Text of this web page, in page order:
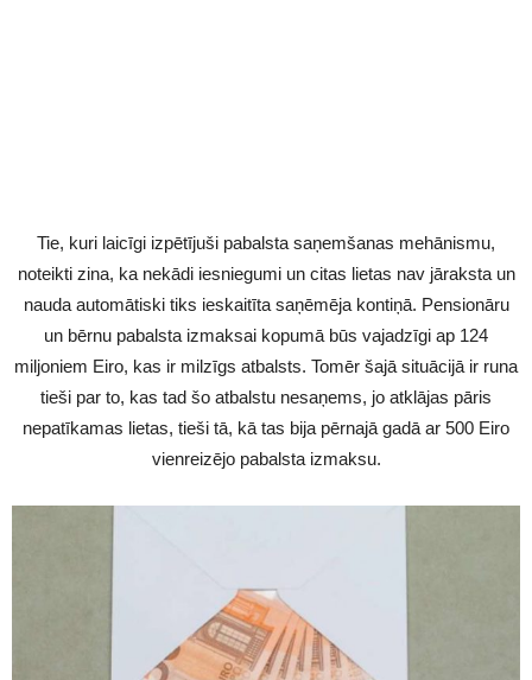
Tie, kuri laicīgi izpētījuši pabalsta saņemšanas mehānismu,
noteikti zina, ka nekādi iesniegumi un citas lietas nav jāraksta un
nauda automātiski tiks ieskaitīta saņēmēja kontiņā. Pensionāru
un bērnu pabalsta izmaksai kopumā būs vajadzīgi ap 124
miljoniem Eiro, kas ir milzīgs atbalsts. Tomēr šajā situācijā ir runa
tieši par to, kas tad šo atbalstu nesaņems, jo atklājas pāris
nepatīkamas lietas, tieši tā, kā tas bija pērnajā gadā ar 500 Eiro
vienreizējo pabalsta izmaksu.